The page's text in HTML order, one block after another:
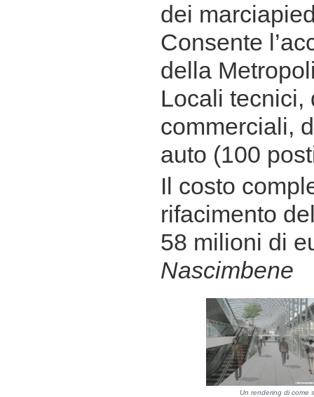
dei
Consente
della
Locali tecnici,
commerciali,
auto (100
Il costo
rifacimento
58 milioni di
Nascimbene
Un rendering di come